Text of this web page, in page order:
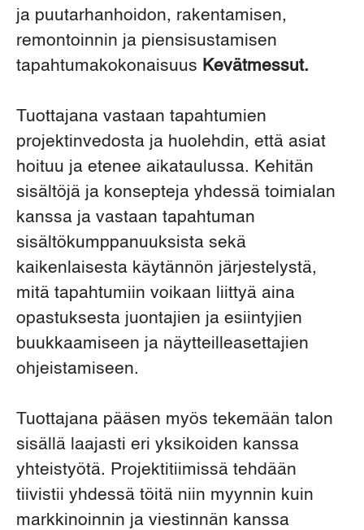
ja puutarhanhoidon, rakentamisen,
remontoinnin ja piensisustamisen
tapahtumakokonaisuus Kevätmessut.
Tuottajana vastaan tapahtumien
projektinvedosta ja huolehdin, että asiat
hoituu ja etenee aikataulussa. Kehitän
sisältöjä ja konsepteja yhdessä toimialan
kanssa ja vastaan tapahtuman
sisältökumppanuuksista sekä
kaikenlaisesta käytännön järjestelystä,
mitä tapahtumiin voikaan liittyä aina
opastuksesta juontajien ja esiintyjien
buukkaamiseen ja näytteilleasettajien
ohjeistamiseen.
Tuottajana pääsen myös tekemään talon
sisällä laajasti eri yksikoiden kanssa
yhteistyötä. Projektitiimissä tehdään
tiivistii yhdessä töitä niin myynnin kuin
markkinoinnin ja viestinnän kanssa